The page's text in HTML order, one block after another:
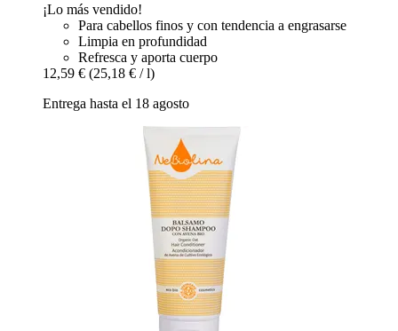
¡Lo más vendido!
Para cabellos finos y con tendencia a engrasarse
Limpia en profundidad
Refresca y aporta cuerpo
12,59 € (25,18 € / l)
Entrega hasta el 18 agosto